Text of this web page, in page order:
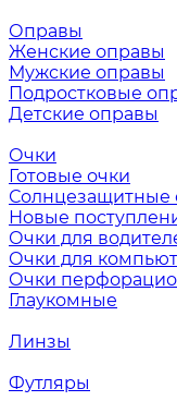
Оправы
Женские оправы
Мужские оправы
Подростковые
Детские оправы
Очки
Готовые очки
Солнцезащитные
Новые
Очки для
Очки для
Очки
Глаукомные
Линзы
Футляры